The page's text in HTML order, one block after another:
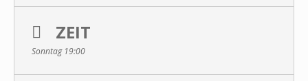
ZEIT
Sonntag 19:00